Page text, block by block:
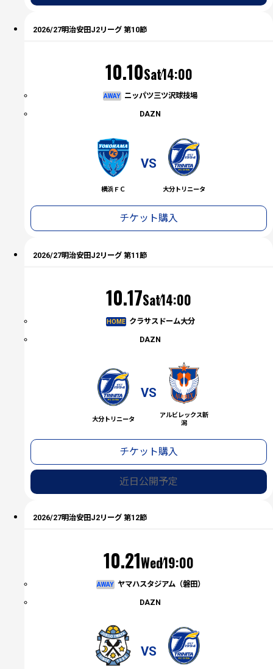
2026/27明治安田J2リーグ 第10節
10.10
（土）
Sat14:00
AWAY ニッパツ三ツ沢球技場
DAZN
横浜ＦＣ 大分トリニータ
VS
チケット購入
2026/27明治安田J2リーグ 第11節
10.17
（土）
Sat14:00
HOME クラサスドーム大分
DAZN
大分トリニータ
アルビレックス新
潟
VS
チケット購入
近日公開予定
2026/27明治安田J2リーグ 第12節
10.21
（水）
Wed19:00
AWAY ヤマハスタジアム（磐田）
DAZN
VS